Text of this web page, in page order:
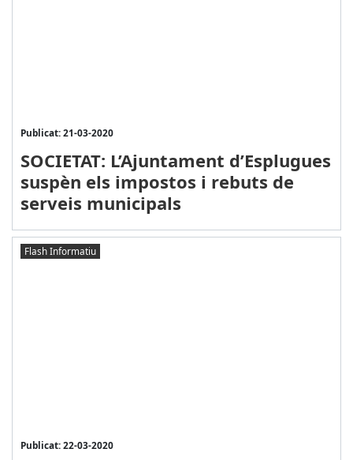
Publicat: 21-03-2020
SOCIETAT: L’Ajuntament d’Esplugues
suspèn els impostos i rebuts de
serveis municipals
Flash Informatiu
Publicat: 22-03-2020